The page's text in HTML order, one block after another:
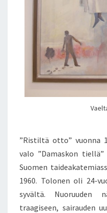
”Ristiltä otto” vuonna
valo ”Damaskon tiellä”
Suomen
1960. Tolonen oli 24-
syvältä. Nuoruuden
traagiseen, sairauden